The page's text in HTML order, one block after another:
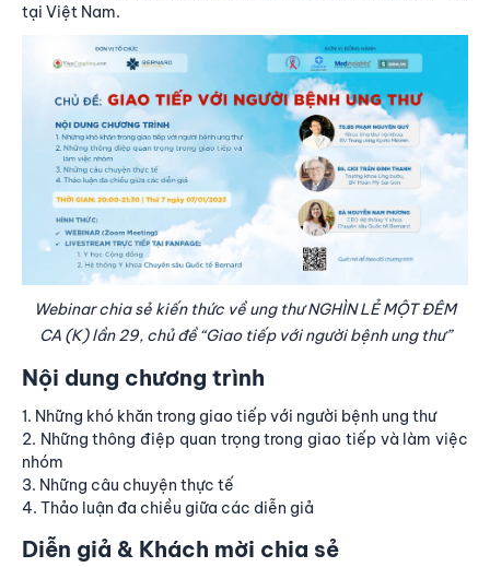
tại Việt Nam.
Webinar chia sẻ kiến thức về ung thư NGHÌN LẺ MỘT ĐÊM
CA (K) lần 29, chủ đề “Giao tiếp với người bệnh ung thư”
Nội dung chương trình
1. Những khó khăn trong giao tiếp với người bệnh ung thư
2. Những thông điệp quan trọng trong giao tiếp và làm việc
nhóm
3. Những câu chuyện thực tế
4. Thảo luận đa chiều giữa các diễn giả
Diễn giả & Khách mời chia sẻ